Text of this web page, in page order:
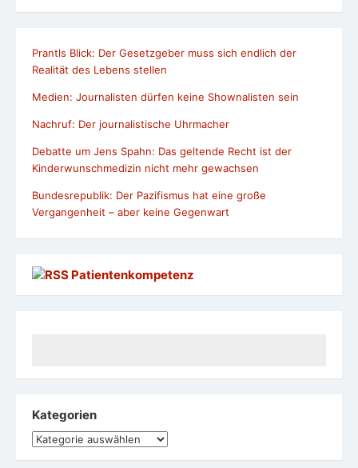
Prantls Blick: Der Gesetzgeber muss sich endlich der
Realität des Lebens stellen
Medien: Journalisten dürfen keine Shownalisten sein
Nachruf: Der journalistische Uhrmacher
Debatte um Jens Spahn: Das geltende Recht ist der
Kinderwunschmedizin nicht mehr gewachsen
Bundesrepublik: Der Pazifismus hat eine große
Vergangenheit – aber keine Gegenwart
Patientenkompetenz
Kategorien
Kategorien